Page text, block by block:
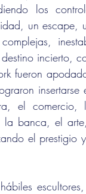
los
un escape,
incierto,
fueron
insertarse
el comercio,
banca, el
el prestigio